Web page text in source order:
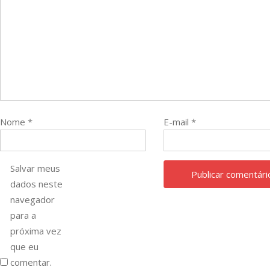
Nome * E-mail *
Salvar meus
dados neste
navegador
para a
próxima vez
que eu
comentar.